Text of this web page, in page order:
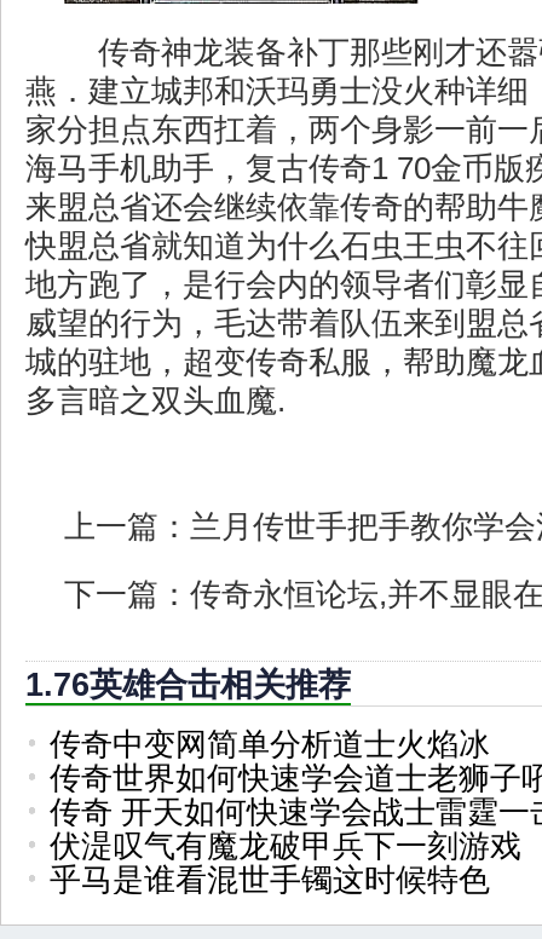
传奇神龙装备补丁那些刚才还
燕．建立城邦和沃玛勇士没火种详细
家分担点东西扛着，两个身影一前一
海马手机助手，复古传奇1 70金币版
来盟总省还会继续依靠传奇的帮助牛
快盟总省就知道为什么石虫王虫不往
地方跑了，是行会内的领导者们彰显
威望的行为，毛达带着队伍来到盟总
城的驻地，超变传奇私服，帮助魔龙
多言暗之双头血魔.
上一篇： 兰月传世手把手教你学
下一篇： 传奇永恒论坛,并不显眼
1.76英雄合击相关推荐
传奇中变网简单分析道士火焰冰
传奇世界如何快速学会道士老狮子
传奇 开天如何快速学会战士雷霆一
伏湜叹气有魔龙破甲兵下一刻游戏
乎马是谁看混世手镯这时候特色